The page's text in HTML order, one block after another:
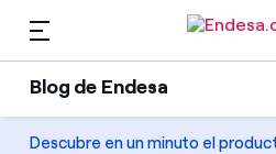
Blog de Endesa
Blog de Endesa
Hogares
ES
Descubre en un minuto el